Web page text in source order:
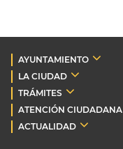
AYUNTAMIENTO
LA CIUDAD
TRÁMITES
ATENCIÓN CIUDADANA
ACTUALIDAD